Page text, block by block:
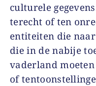
culturele
terecht of ten
entiteiten die
die in de nabije
vaderland
of